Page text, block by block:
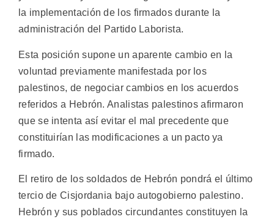
la implementación de los firmados durante la
administración del Partido Laborista.
Esta posición supone un aparente cambio en la
voluntad previamente manifestada por los
palestinos, de negociar cambios en los acuerdos
referidos a Hebrón. Analistas palestinos afirmaron
que se intenta así evitar el mal precedente que
constituirían las modificaciones a un pacto ya
firmado.
El retiro de los soldados de Hebrón pondrá el último
tercio de Cisjordania bajo autogobierno palestino.
Hebrón y sus poblados circundantes constituyen la